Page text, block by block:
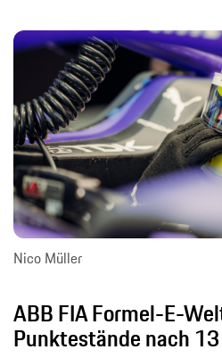
Nico Müller
ABB FIA Formel-E-
Punktestände nach